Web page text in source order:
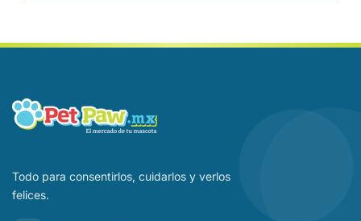
Todo para consentirlos, cuidarlos y verlos
felices.